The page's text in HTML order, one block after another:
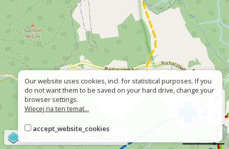
Our website uses cookies, incl. for statistical purposes. If you
do not want them to be saved on your hard drive, change your
browser settings.
Więcej na ten temat...
accept_website_cookies